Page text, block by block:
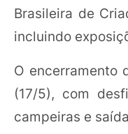
Brasileira de
incluindo
O encerramento
(17/5), com
campeiras e